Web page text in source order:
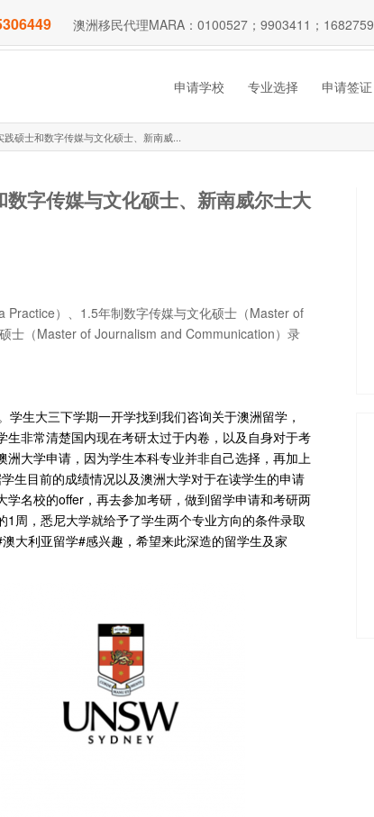
澳洲移民代理MARA：0100527；9903411；1682759
申请学校 专业选择 申请签证
硕士和数字传媒与文化硕士、新南威...
字传媒与文化硕士、新南威尔士大
）、1.5年制数字传媒与文化硕士（Master of
士（Master of Journalism and Communication）录
生大三下学期一开学找到我们咨询关于澳洲留学，
非常清楚国内现在考研太过于内卷，以及自身对于考
大学申请，因为学生本科专业并非自己选择，再加上
生目前的成绩情况以及澳洲大学对于在读学生的申请
名校的offer，再去参加考研，做到留学申请和考研两
周，悉尼大学就给予了学生两个专业方向的条件录取
大利亚留学#感兴趣，希望来此深造的留学生及家